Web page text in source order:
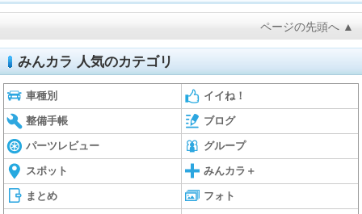
ページの先頭へ ▲
みんカラ 人気のカテゴリ
車種別 イイね！
整備手帳 ブログ
パーツレビュー グループ
スポット みんカラ＋
まとめ フォト